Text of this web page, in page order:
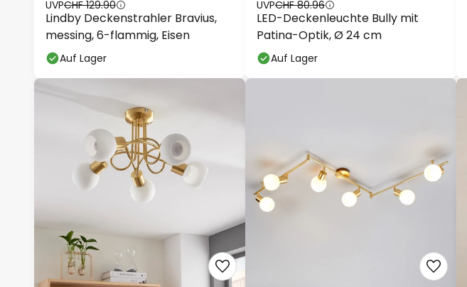
Lindby Deckenstrahler Bravius,
messing, 6-flammig, Eisen
UVPCHF 129.90
Auf Lager
LED-Deckenleuchte Bully mit
Patina-Optik, Ø 24 cm
UVPCHF 80.96
Auf Lager